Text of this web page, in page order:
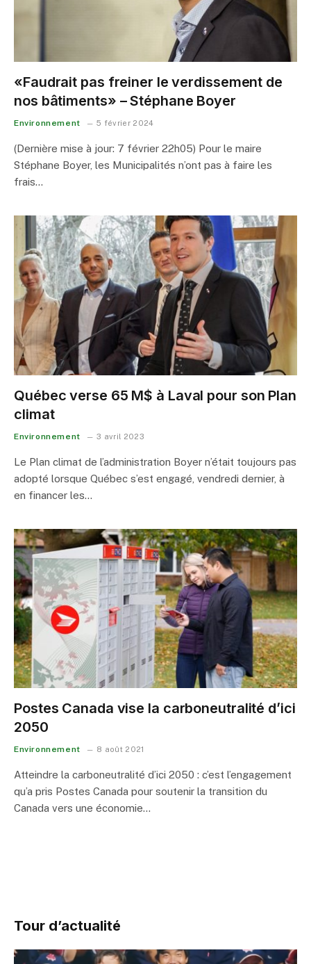
«Faudrait pas freiner le verdissement de
nos bâtiments» – Stéphane Boyer
Environnement 5 février 2024
(Dernière mise à jour: 7 février 22h05) Pour le maire
Stéphane Boyer, les Municipalités n’ont pas à faire les
frais…
Québec verse 65 M$ à Laval pour son Plan
climat
Environnement 3 avril 2023
Le Plan climat de l’administration Boyer n’était toujours pas
adopté lorsque Québec s’est engagé, vendredi dernier, à
en financer les…
Postes Canada vise la carboneutralité d’ici
2050
Environnement 8 août 2021
Atteindre la carboneutralité d’ici 2050 : c’est l’engagement
qu’a pris Postes Canada pour soutenir la transition du
Canada vers une économie…
Tour d’actualité